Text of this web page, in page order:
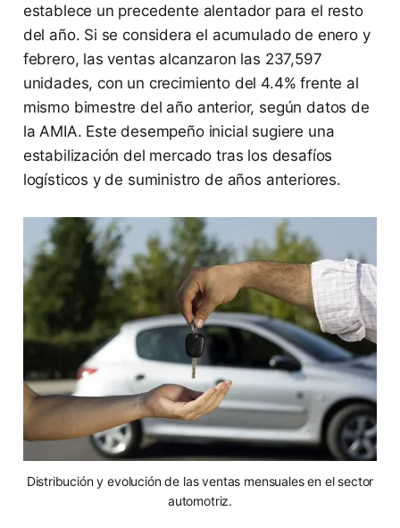
establece un precedente alentador para el resto
del año. Si se considera el acumulado de enero y
febrero, las ventas alcanzaron las 237,597
unidades, con un crecimiento del 4.4% frente al
mismo bimestre del año anterior, según datos de
la AMIA. Este desempeño inicial sugiere una
estabilización del mercado tras los desafíos
logísticos y de suministro de años anteriores.
Distribución y evolución de las ventas mensuales en el sector
automotriz.